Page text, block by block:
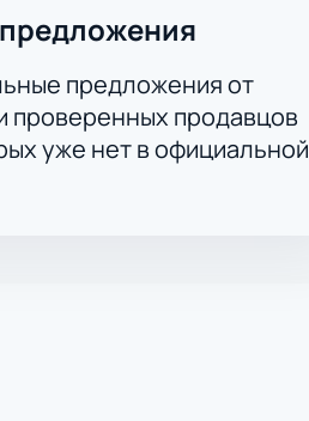
предложения от
проверенных продавцов
уже нет в официальной